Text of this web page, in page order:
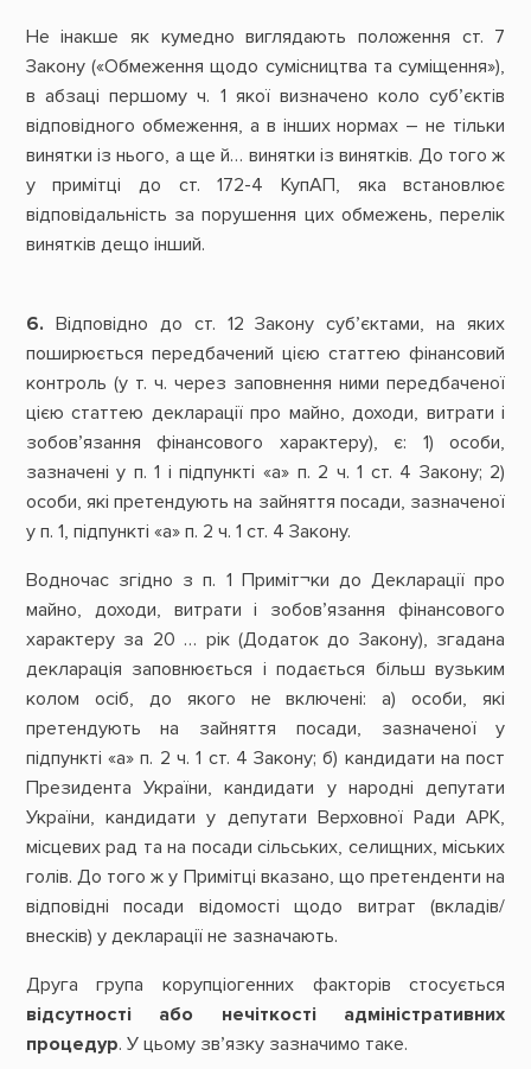
Не інакше як кумедно виглядають положення ст. 7
Закону («Обмеження щодо сумісництва та суміщення»),
в абзаці першому ч. 1 якої визначено коло суб’єктів
відповідного обмеження, а в інших нормах – не тільки
винятки із нього, а ще й… винятки із винятків. До того ж
у примітці до ст. 172-4 КупАП, яка встановлює
відповідальність за порушення цих обмежень, перелік
винятків дещо інший.
6. Відповідно до ст. 12 Закону суб’єктами, на яких
поширюється передбачений цією статтею фінансовий
контроль (у т. ч. через заповнення ними передбаченої
цією статтею декларації про майно, доходи, витрати і
зобов’язання фінансового характеру), є: 1) особи,
зазначені у п. 1 і підпункті «а» п. 2 ч. 1 ст. 4 Закону; 2)
особи, які претендують на зайняття посади, зазначеної
у п. 1, підпункті «а» п. 2 ч. 1 ст. 4 Закону.
Водночас згідно з п. 1 Приміт¬ки до Декларації про
майно, доходи, витрати і зобов’язання фінансового
характеру за 20 … рік (Додаток до Закону), згадана
декларація заповнюється і подається більш вузьким
колом осіб, до якого не включені: а) особи, які
претендують на зайняття посади, зазначеної у
підпункті «а» п. 2 ч. 1 ст. 4 Закону; б) кандидати на пост
Президента України, кандидати у народні депутати
України, кандидати у депутати Верховної Ради АРК,
місцевих рад та на посади сільських, селищних, міських
голів. До того ж у Примітці вказано, що претенденти на
відповідні посади відомості щодо витрат (вкладів/
внесків) у декларації не зазначають.
Друга група корупціогенних факторів стосується
відсутності або нечіткості адміністративних
процедур. У цьому зв’язку зазначимо таке.